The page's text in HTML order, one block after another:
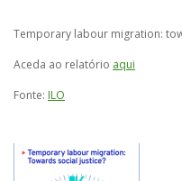
Temporary labour migration:
Aceda ao relatório aqui
Fonte: ILO